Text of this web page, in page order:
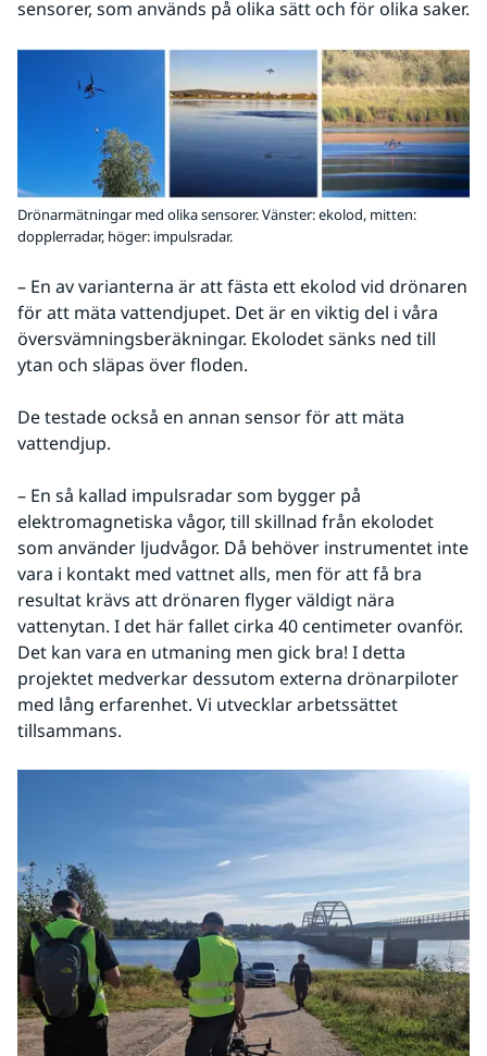
sensorer, som används på olika sätt och för olika saker.
Drönarmätningar med olika sensorer. Vänster: ekolod, mitten:
dopplerradar, höger: impulsradar.
– En av varianterna är att fästa ett ekolod vid drönaren
för att mäta vattendjupet. Det är en viktig del i våra
översvämningsberäkningar. Ekolodet sänks ned till
ytan och släpas över floden.
De testade också en annan sensor för att mäta
vattendjup.
– En så kallad impulsradar som bygger på
elektromagnetiska vågor, till skillnad från ekolodet
som använder ljudvågor. Då behöver instrumentet inte
vara i kontakt med vattnet alls, men för att få bra
resultat krävs att drönaren flyger väldigt nära
vattenytan. I det här fallet cirka 40 centimeter ovanför.
Det kan vara en utmaning men gick bra! I detta
projektet medverkar dessutom externa drönarpiloter
med lång erfarenhet. Vi utvecklar arbetssättet
tillsammans.